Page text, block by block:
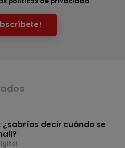
decir cuándo se